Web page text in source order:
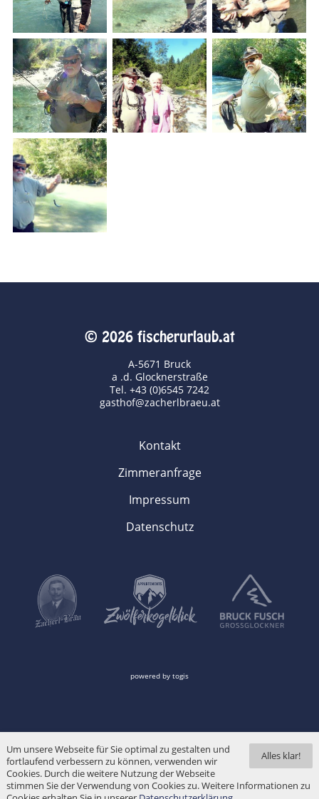
© 2026 fischerurlaub.at
A-5671 Bruck
a .d. Glocknerstraße
Tel. +43 (0)6545 7242
gasthof@zacherlbraeu.at
Kontakt
Zimmeranfrage
Impressum
Datenschutz
powered by togis
Alles klar!
Um unsere Webseite für Sie optimal zu gestalten und
fortlaufend verbessern zu können, verwenden wir
Cookies. Durch die weitere Nutzung der Webseite
stimmen Sie der Verwendung von Cookies zu. Weitere Informationen zu